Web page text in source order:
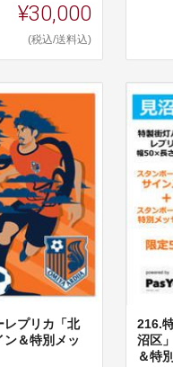
¥30,000
(税込/送料込)
レプリカ「北
ン＆特別メッ
216.
沼区
＆特